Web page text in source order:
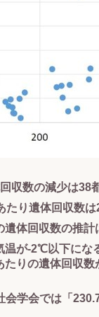
収数の減少は38
たり遺体回収数
遺体回収数の推
温が-2℃以下にな
たりの遺体回収数
学会では「